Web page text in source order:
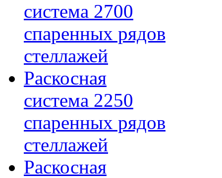
система 2700
спаренных рядов
стеллажей
Раскосная
система 2250
спаренных рядов
стеллажей
Раскосная